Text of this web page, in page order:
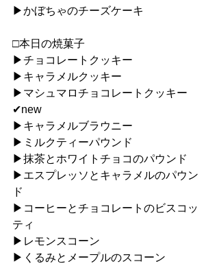
▶︎かぼちゃのチーズケーキ
□本日の焼菓子
▶︎チョコレートクッキー
▶︎キャラメルクッキー
▶︎マシュマロチョコレートクッキー
✔︎new
▶︎キャラメルブラウニー
▶︎ミルクティーパウンド
▶︎抹茶とホワイトチョコのパウンド
▶︎エスプレッソとキャラメルのパウン
ド
▶︎コーヒーとチョコレートのビスコッ
ティ
▶︎レモンスコーン
▶︎くるみとメープルのスコーン